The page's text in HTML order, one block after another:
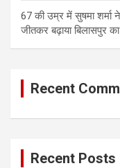
67 की उम्र में सुषमा शर्मा
जीतकर बढ़ाया बिलासपुर
Recent
Recent Posts